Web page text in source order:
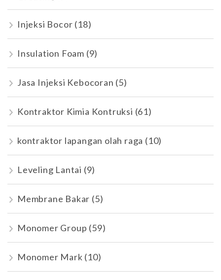
Injeksi Bocor (18)
Insulation Foam (9)
Jasa Injeksi Kebocoran (5)
Kontraktor Kimia Kontruksi (61)
kontraktor lapangan olah raga (10)
Leveling Lantai (9)
Membrane Bakar (5)
Monomer Group (59)
Monomer Mark (10)